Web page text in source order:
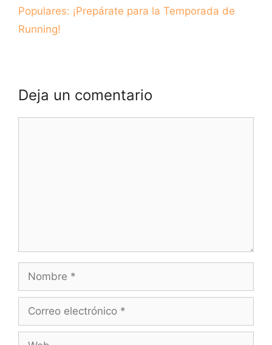
Populares: ¡Prepárate para la Temporada de
Running!
Deja un comentario